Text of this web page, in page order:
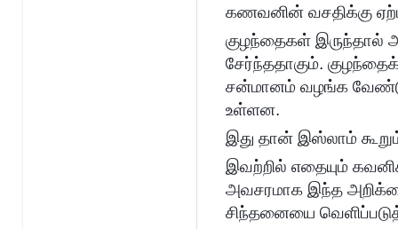
கணவனின் வசதிக்கு
குழந்தைகள் இருந்தால்
சேர்ந்ததாகும்.
சன்மானம் வழங்க
உள்ளன.
இது தான் இஸ்லாம்
இவற்றில் எதையும்
அவசரமாக இந்த
சிந்தனையை